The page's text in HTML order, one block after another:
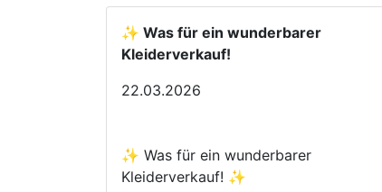
✨ Was für ein wunderbarer
Kleiderverkauf!
22.03.2026
✨ Was für ein wunderbarer
Kleiderverkauf! ✨